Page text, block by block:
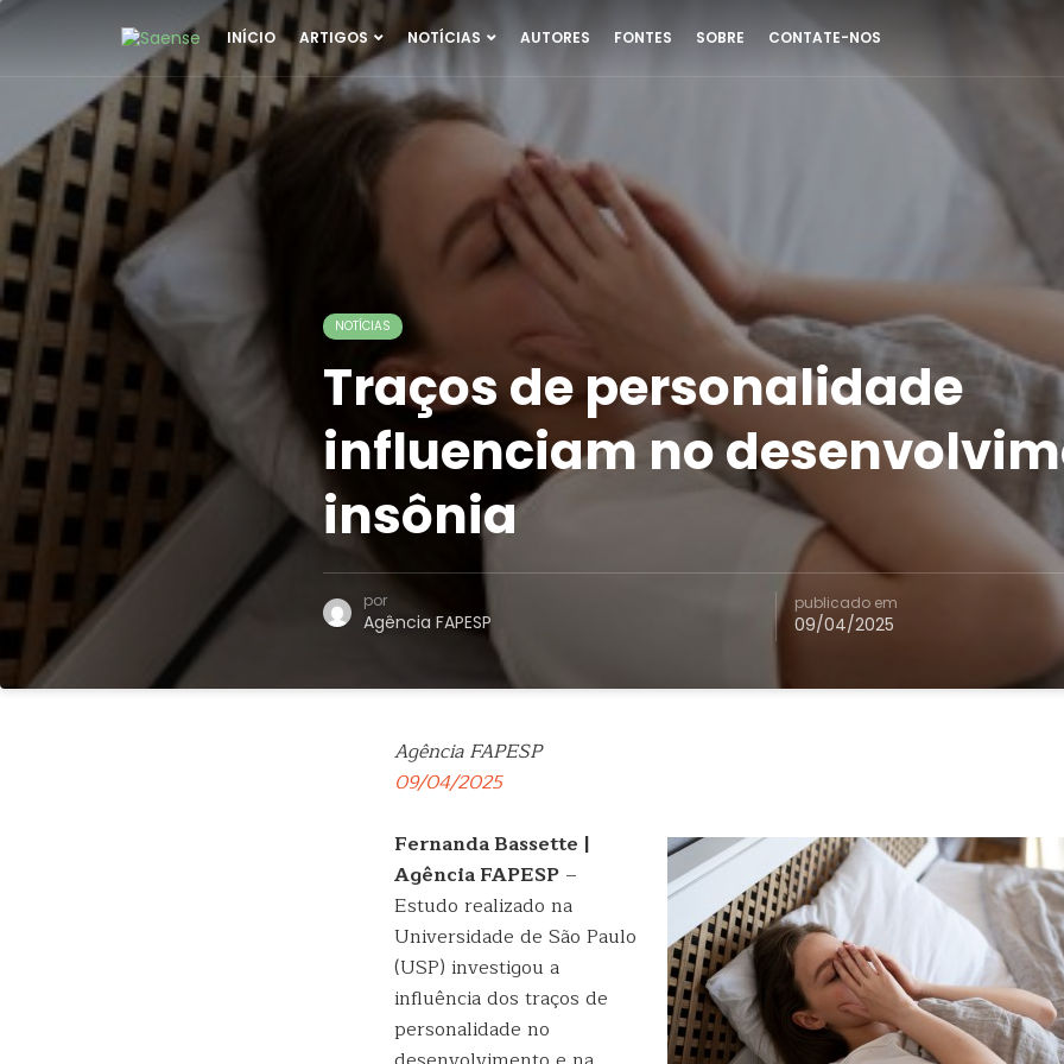
INÍCIO ARTIGOS NOTÍCIAS AUTORES FONTES SOBRE CONTATE-NOS
NOTÍCIAS
Traços de personalidade
influenciam no
insônia
por
Agência FAPESP
publicado em
09/04/2025
Agência FAPESP
09/04/2025
Fernanda Bassette |
Agência FAPESP –
Estudo realizado na
Universidade de São Paulo
(USP) investigou a
influência dos traços de
personalidade no